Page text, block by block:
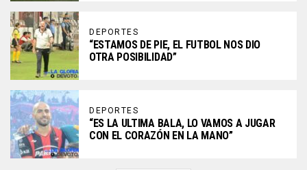
DEPORTES
“ESTAMOS DE PIE, EL FUTBOL NOS DIO
OTRA POSIBILIDAD”
DEPORTES
“ES LA ULTIMA BALA, LO VAMOS A JUGAR
CON EL CORAZÓN EN LA MANO”